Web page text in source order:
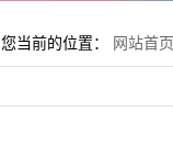
您当前的位置： 网站首页